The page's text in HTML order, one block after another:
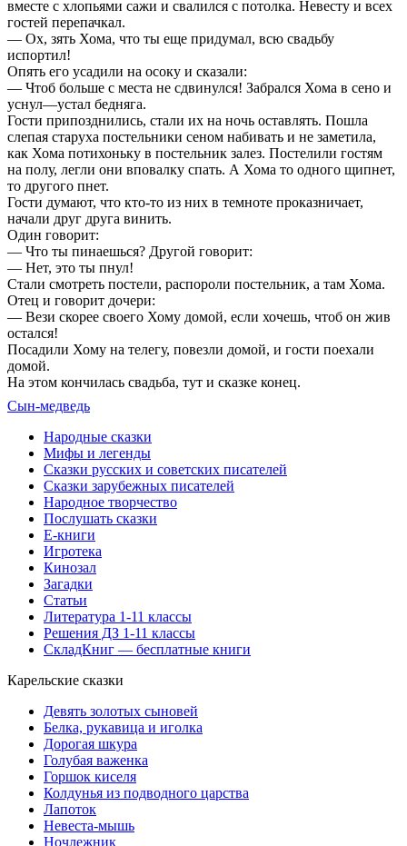
вместе с хлопьями сажи и свалился с потолка. Невесту и всех
гостей перепачкал.
— Ох, зять Хома, что ты еще придумал, всю свадьбу
испортил!
Опять его усадили на осоку и сказали:
— Чтоб больше с места не сдвинулся! Забрался Хома в сено и
уснул—устал бедняга.
Гости припозднились, стали их на ночь оставлять. Пошла
слепая старуха постельники сеном набивать и не заметила,
как Хома потихоньку в постельник залез. Постелили гостям
на полу, легли они вповалку спать. А Хома то одного щипнет,
то другого пнет.
Гости думают, что кто-то из них в темноте проказничает,
начали друг друга винить.
Один говорит:
— Что ты пинаешься? Другой говорит:
— Нет, это ты пнул!
Стали смотреть постели, распороли постельник, а там Хома.
Отец и говорит дочери:
— Вези скорее своего Хому домой, если хочешь, чтоб он жив
остался!
Посадили Хому на телегу, повезли домой, и гости поехали
домой.
На этом кончилась свадьба, тут и сказке конец.
Сын-медведь
Народные сказки
Мифы и легенды
Сказки русских и советских писателей
Сказки зарубежных писателей
Народное творчество
Послушать сказки
Е-книги
Игротека
Кинозал
Загадки
Статьи
Литература 1-11 классы
Решения ДЗ 1-11 классы
СкладКниг — бесплатные книги
Карельские сказки
Девять золотых сыновей
Белка, рукавица и иголка
Дорогая шкура
Голубая важенка
Горшок киселя
Колдунья из подводного царства
Лапоток
Невеста-мышь
Ночлежник